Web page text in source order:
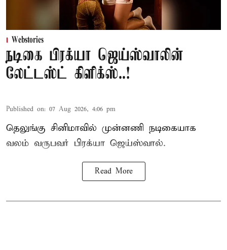
Webstories
நடிகை பிரக்யா ஜெய்ஸ்வாலின்
லேட்டஸ்ட் கிளிக்ஸ்..!
Published on: 07 Aug 2026, 4:06 pm
தெலுங்கு சினிமாவில் முன்னணி நடிகையாக
வலம் வருபவர் பிரக்யா ஜெய்ஸ்வால்.
Read More